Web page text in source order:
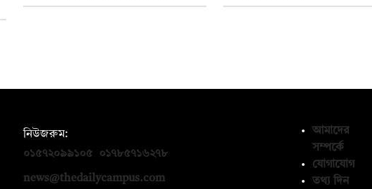
নিউজরুম:
০১৫৭২০৯৯১০৫
০১৭৮৫৭১৬২৭৮
news@thedailycampus.com
আমাদের
সম্পর্কে
যোগাযোগ
তথ্য দিন